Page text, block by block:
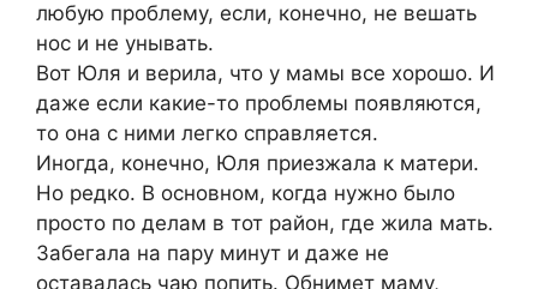
любую проблему, если, конечно, не вешать
нос и не унывать.
Вот Юля и верила, что у мамы все хорошо. И
даже если какие-то проблемы появляются,
то она с ними легко справляется.
Иногда, конечно, Юля приезжала к матери.
Но редко. В основном, когда нужно было
просто по делам в тот район, где жила мать.
Забегала на пару минут и даже не
оставалась чаю попить. Обнимет маму,